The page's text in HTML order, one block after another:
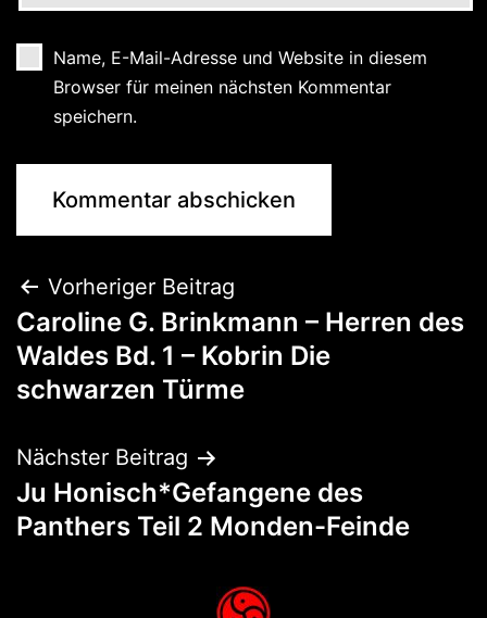
Name, E-Mail-Adresse und Website in diesem
Browser für meinen nächsten Kommentar
speichern.
Vorheriger Beitrag
Caroline G. Brinkmann – Herren des
Waldes Bd. 1 – Kobrin Die
schwarzen Türme
Nächster Beitrag
Ju Honisch*Gefangene des
Panthers Teil 2 Monden-Feinde